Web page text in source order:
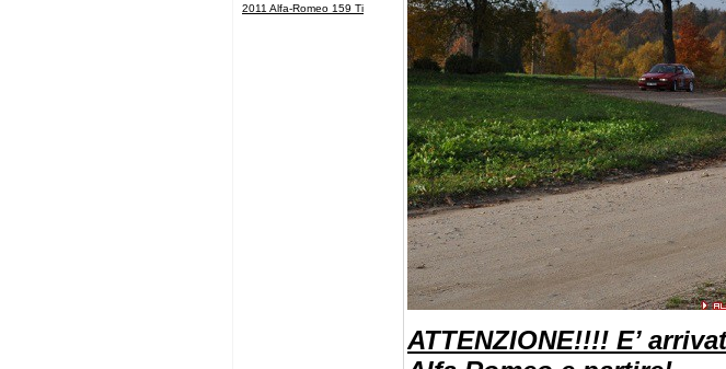
2011 Alfa-Romeo 159 Ti
ATTENZIONE!!!! E’